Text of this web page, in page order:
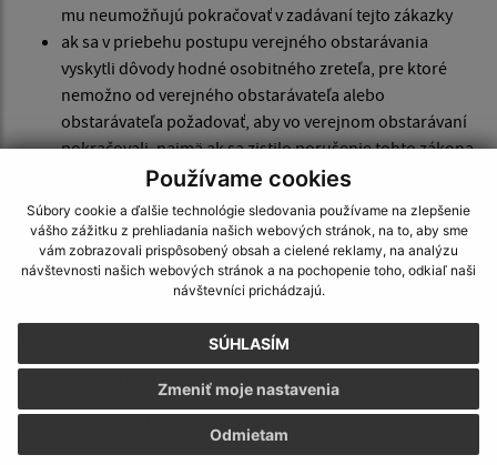
Používame cookies
Súbory cookie a ďalšie technológie sledovania používame na zlepšenie
vášho zážitku z prehliadania našich webových stránok, na to, aby sme
vám zobrazovali prispôsobený obsah a cielené reklamy, na analýzu
návštevnosti našich webových stránok a na pochopenie toho, odkiaľ naši
návštevníci prichádzajú.
SÚHLASÍM
Odmietam
Zmeniť moje nastavenia
mu neumožňujú pokračovať v zadávaní tejto zákazky
ak sa v priebehu postupu verejného obstarávania
vyskytli dôvody hodné osobitného zreteľa, pre ktoré
nemožno od verejného obstarávateľa alebo
obstarávateľa požadovať, aby vo verejnom obstarávaní
pokračovali, najmä ak sa zistilo porušenie tohto zákona,
ktoré má alebo by mohlo mať zásadný vplyv na výsledok
verejného obstarávania.
Malý Kamenec, dňa 19.1.2022
Vypracoval: Ágnes Máté, starostka obce
Schválil: Ágnes Máté, starostka obce
Zoznam súťažných podkladov.
01